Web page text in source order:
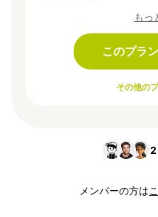
もっ
このプラ
その他の
2
メンバーの方は